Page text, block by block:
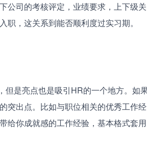
公司的考核评定，业绩要求，上下级关
，这关系到能否顺利度过实习期。
突出点。比如与职位相关的优秀工作经
给你成就感的工作经验，基本格式套用